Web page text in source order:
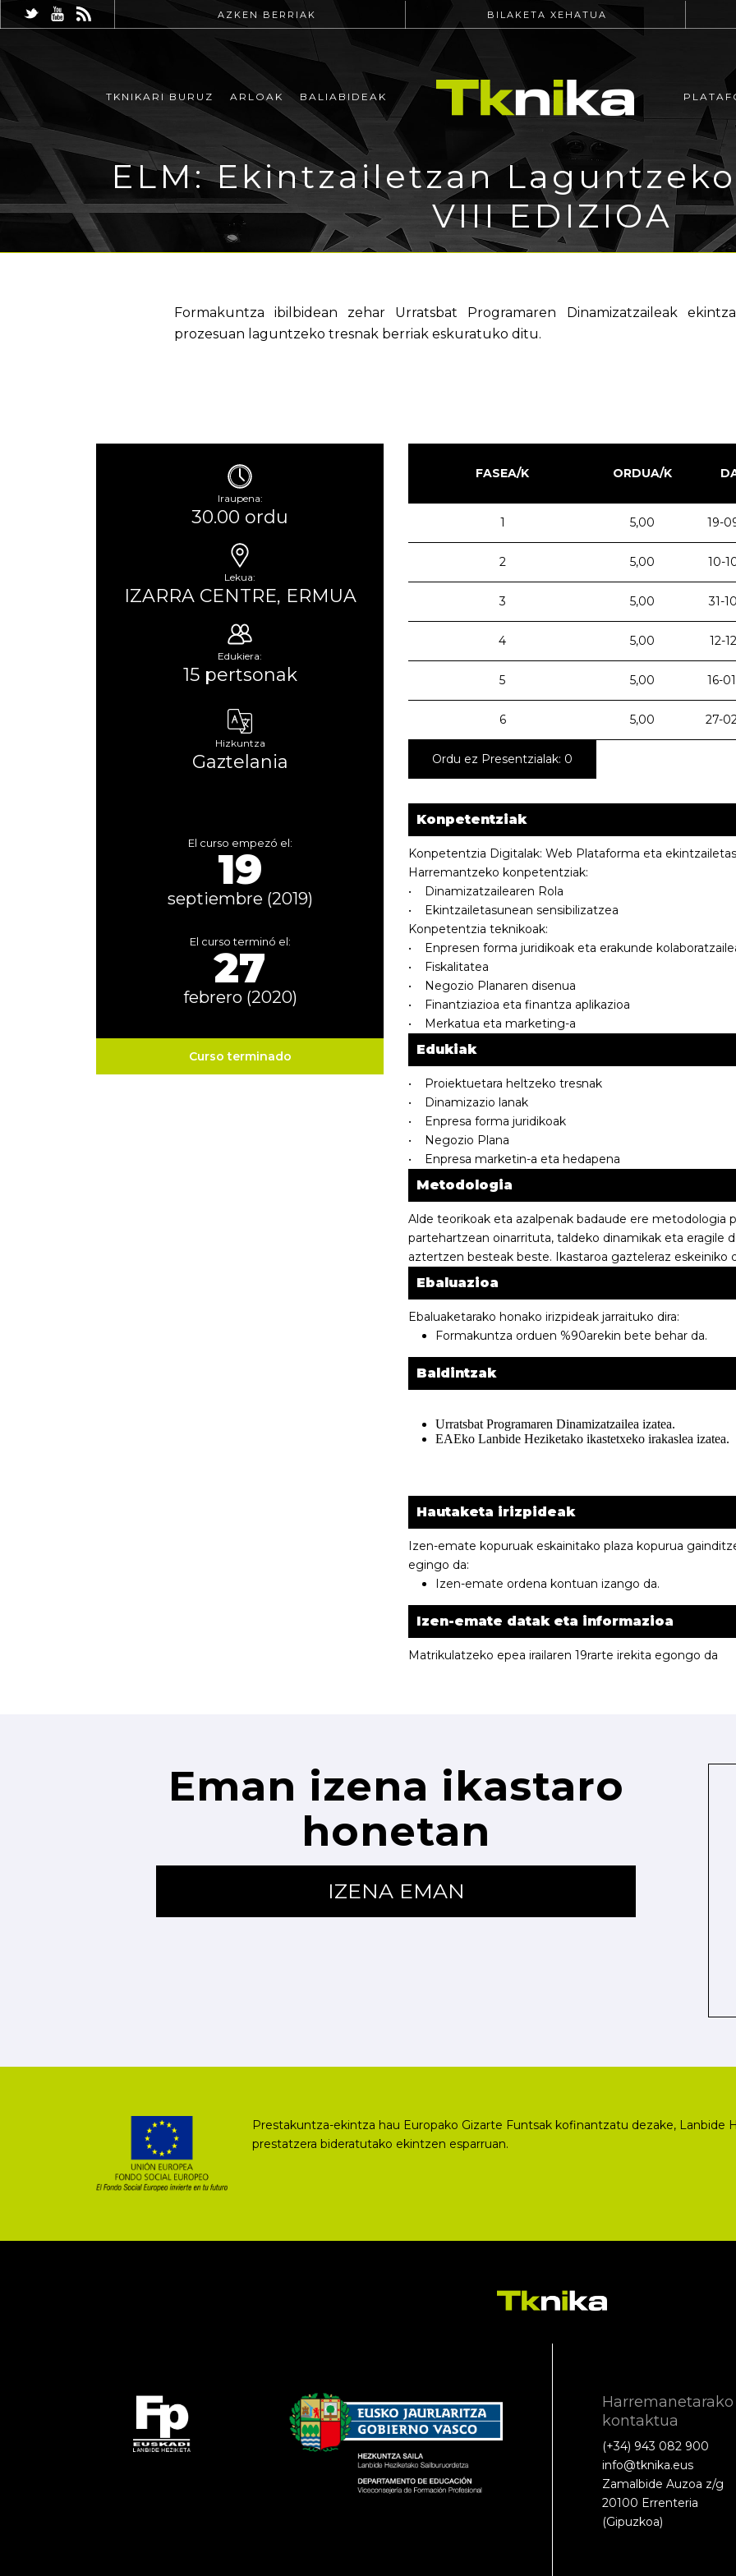
AZKEN BERRIAK BILAKETA XEHATUA
TKNIKARI BURUZ ARLOAK BALIABIDEAK
ELM: Ekintzailetzan
VIII EDIZIOA
Formakuntza ibilbidean zehar Urratsbat Programaren Dinamizatzaileak
prozesuan laguntzeko tresnak berriak eskuratuko ditu.
Iraupena:
30.00 ordu
Lekua:
IZARRA CENTRE, ERMUA
Edukiera:
15 pertsonak
Hizkuntza
Gaztelania
El curso empezó el:
19
septiembre (2019)
El curso terminó el:
27
febrero (2020)
Curso terminado
FASEA/K ORDUA/K
1 5,00 19-
2 5,00 10-
3 5,00 31-
4 5,00 12-
5 5,00 16-
6 5,00 27-
Ordu ez Presentzialak: 0
Konpetentziak
Konpetentzia Digitalak: Web Plataforma eta
Harremantzeko konpetentziak:
• Dinamizatzailearen Rola
• Ekintzailetasunean sensibilizatzea
Konpetentzia teknikoak:
• Enpresen forma juridikoak eta erakunde
• Fiskalitatea
• Negozio Planaren disenua
• Finantziazioa eta finantza aplikazioa
• Merkatua eta marketing-a
Edukiak
• Proiektuetara heltzeko tresnak
• Dinamizazio lanak
• Enpresa forma juridikoak
• Negozio Plana
• Enpresa marketin-a eta hedapena
Metodologia
Alde teorikoak eta azalpenak badaude ere metodologia
partehartzean oinarrituta, taldeko dinamikak eta eragile
aztertzen besteak beste. Ikastaroa gazteleraz eskeiniko
Ebaluazioa
Ebaluaketarako honako irizpideak jarraituko dira:
Formakuntza orduen %90arekin bete behar da.
Baldintzak
Urratsbat Programaren Dinamizatzailea izatea.
EAEko Lanbide Heziketako ikastetxeko irakaslea izatea.
Hautaketa irizpideak
Izen-emate kopuruak eskainitako plaza kopurua
egingo da:
Izen-emate ordena kontuan izango da.
Izen-emate datak eta informazioa
Matrikulatzeko epea irailaren 19rarte irekita egongo da
Eman izena ikastaro
honetan
IZENA EMAN
Prestakuntza-ekintza hau Europako Gizarte Funtsak kofinantzatu dezake, Lanbide
prestatzera bideratutako ekintzen esparruan.
Harremanetarako
kontaktua
(+34) 943 082 900
info@tknika.eus
Zamalbide Auzoa z/g
20100 Errenteria
(Gipuzkoa)